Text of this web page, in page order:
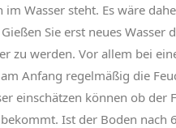
im Wasser steht. Es wäre
Sie erst neues
zu werden. Vor allem bei
Anfang regelmäßig die
einschätzen können ob der
Ist der Boden nach